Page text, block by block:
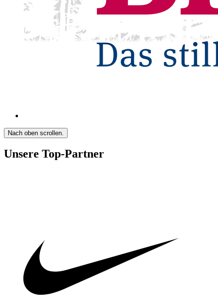
Nach oben scrollen.
Unsere Top-Partner